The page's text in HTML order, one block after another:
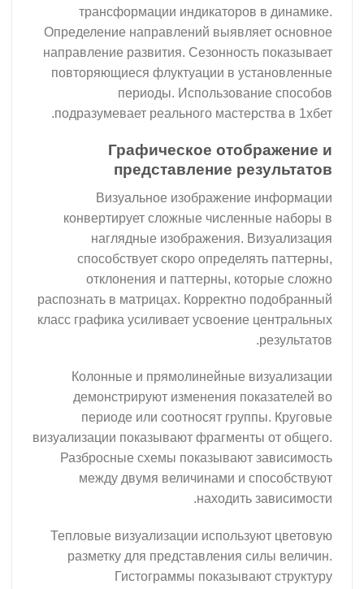
трансформации
Определение направлений
направление развития.
повторяющиеся флуктуации в
периоды.
подразумевает реального
Графическое
представление
Визуальное изображение
конвертирует сложные
наглядные изображения.
способствует скоро
отклонения и паттерны,
распознать в матрицах. Корректно
класс графика усиливает усвоение
Колонные и прямолинейные
демонстрируют изменения
периоде или соотносят
визуализации показывают
Разбросные схемы показывают
между двумя величинами и
находить
Тепловые визуализации
разметку для представления
Гистограммы